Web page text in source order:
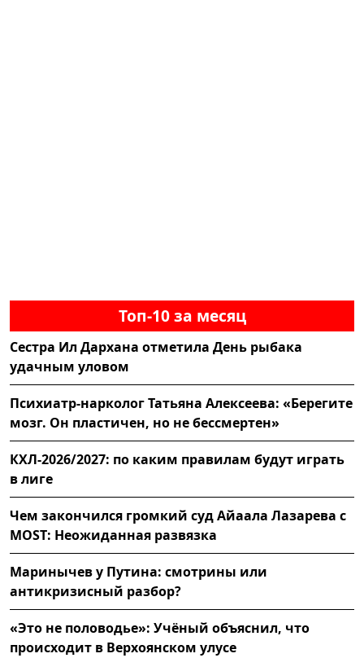
Топ-10 за месяц
Сестра Ил Дархана отметила День рыбака
удачным уловом
Психиатр-нарколог Татьяна Алексеева: «Берегите
мозг. Он пластичен, но не бессмертен»
КХЛ-2026/2027: по каким правилам будут играть
в лиге
Чем закончился громкий суд Айаала Лазарева с
MOST: Неожиданная развязка
Маринычев у Путина: смотрины или
антикризисный разбор?
«Это не половодье»: Учёный объяснил, что
происходит в Верхоянском улусе